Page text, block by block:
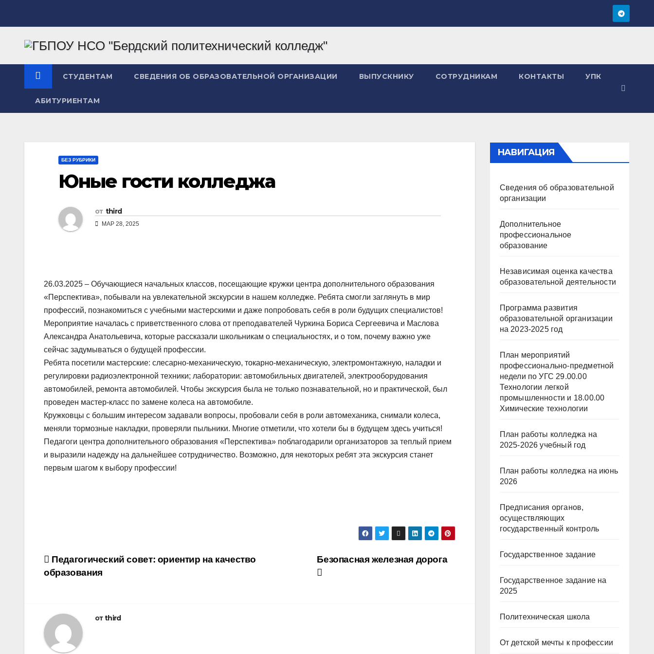
СТУДЕНТАМ СВЕДЕНИЯ ОБ ОБРАЗОВАТЕЛЬНОЙ ОРГАНИЗАЦИИ ВЫПУСКНИКУ СОТРУДНИКАМ КОНТАКТЫ УПК
АБИТУРИЕНТАМ
БЕЗ РУБРИКИ
Юные гости колледжа
от third
МАР 28, 2025
26.03.2025 – Обучающиеся начальных классов, посещающие кружки центра дополнительного образования
«Перспектива», побывали на увлекательной экскурсии в нашем колледже. Ребята смогли заглянуть в мир
профессий, познакомиться с учебными мастерскими и даже попробовать себя в роли будущих специалистов!
Мероприятие началась с приветственного слова от преподавателей Чуркина Бориса Сергеевича и Маслова
Александра Анатольевича, которые рассказали школьникам о специальностях, и о том, почему важно уже
сейчас задумываться о будущей профессии.
Ребята посетили мастерские: слесарно-механическую, токарно-механическую, электромонтажную, наладки и
регулировки радиоэлектронной техники; лаборатории: автомобильных двигателей, электрооборудования
автомобилей, ремонта автомобилей. Чтобы экскурсия была не только познавательной, но и практической, был
проведен мастер-класс по замене колеса на автомобиле.
Кружковцы с большим интересом задавали вопросы, пробовали себя в роли автомеханика, снимали колеса,
меняли тормозные накладки, проверяли пыльники. Многие отметили, что хотели бы в будущем здесь учиться!
Педагоги центра дополнительного образования «Перспектива» поблагодарили организаторов за теплый прием
и выразили надежду на дальнейшее сотрудничество. Возможно, для некоторых ребят эта экскурсия станет
первым шагом к выбору профессии!
Навигация
по
Безопасная железная дорога
Педагогический совет: ориентир на качество
образования
отthird
НАВИГАЦИЯ
Сведения об образовательной
организации
Дополнительное
профессиональное
образование
Независимая оценка качества
образовательной деятельности
Программа развития
образовательной организации
на 2023-2025 год
План мероприятий
профессионально-предметной
недели по УГС 29.00.00
Технологии легкой
промышленности и 18.00.00
Химические технологии
План работы колледжа на
2025-2026 учебный год
План работы колледжа на июнь
2026
Предписания органов,
осуществляющих
государственный контроль
Государственное задание
Государственное задание на
2025
Политехническая школа
От детской мечты к профессии